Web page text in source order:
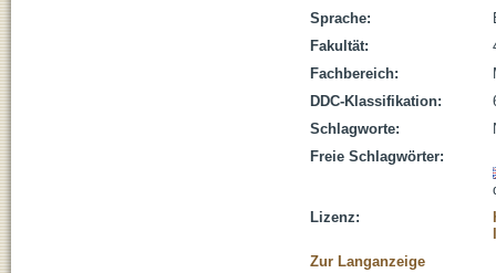
Sprache:
Fakultät:
Fachbereich:
DDC-Klassifikation:
Schlagworte:
Freie Schlagwörter:
Lizenz:
Zur Langanzeige